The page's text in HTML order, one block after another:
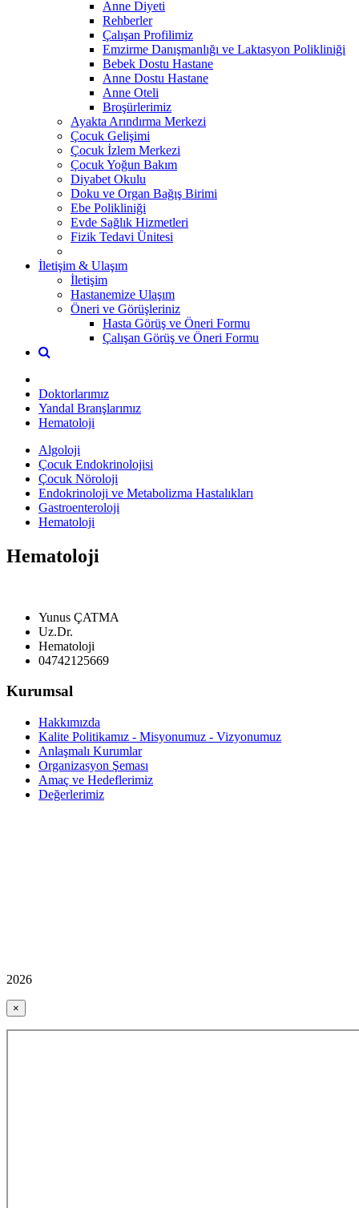
Anne Diyeti
Rehberler
Çalışan Profilimiz
Emzirme Danışmanlığı ve Laktasyon Polikliniği
Bebek Dostu Hastane
Anne Dostu Hastane
Anne Oteli
Broşürlerimiz
Ayakta Arındırma Merkezi
Çocuk Gelişimi
Çocuk İzlem Merkezi
Çocuk Yoğun Bakım
Diyabet Okulu
Doku ve Organ Bağış Birimi
Ebe Polikliniği
Evde Sağlık Hizmetleri
Fizik Tedavi Ünitesi
İletişim & Ulaşım
İletişim
Hastanemize Ulaşım
Öneri ve Görüşleriniz
Hasta Görüş ve Öneri Formu
Çalışan Görüş ve Öneri Formu
Doktorlarımız
Yandal Branşlarımız
Hematoloji
Algoloji
Çocuk Endokrinolojisi
Çocuk Nöroloji
Endokrinoloji ve Metabolizma Hastalıkları
Gastroenteroloji
Hematoloji
Hematoloji
Yunus ÇATMA
Uz.Dr.
Hematoloji
04742125669
Kurumsal
Hakkımızda
Kalite Politikamız - Misyonumuz - Vizyonumuz
Anlaşmalı Kurumlar
Organizasyon Şeması
Amaç ve Hedeflerimiz
Değerlerimiz
2026
×